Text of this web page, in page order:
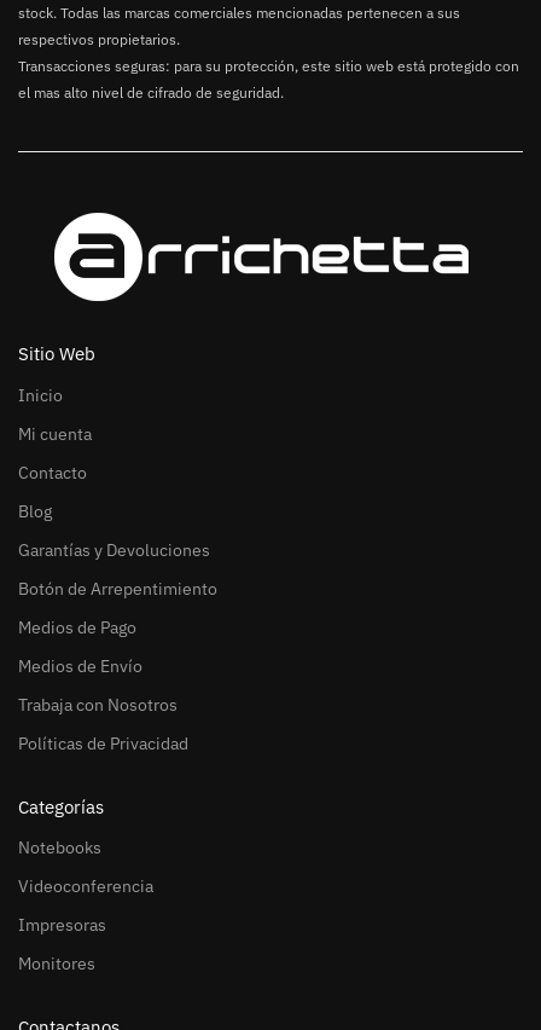
stock. Todas las marcas comerciales mencionadas pertenecen a sus
respectivos propietarios.
Transacciones seguras: para su protección, este sitio web está protegido con
el mas alto nivel de cifrado de seguridad.
Sitio Web
Inicio
Mi cuenta
Contacto
Blog
Garantías y Devoluciones
Botón de Arrepentimiento
Medios de Pago
Medios de Envío
Trabaja con Nosotros
Políticas de Privacidad
Categorías
Notebooks
Videoconferencia
Impresoras
Monitores